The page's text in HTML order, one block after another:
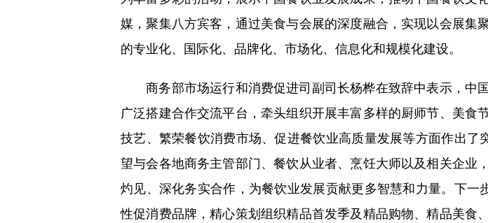
媒，聚集八方宾客，通过美食与会展的深度融合，实现以会展
的专业化、国际化、品牌化、市场化、信息化和规模化建设。
商务部市场运行和消费促进司副司长杨桦在致辞中表示，中
广泛搭建合作交流平台，牵头组织开展丰富多样的厨师节、美
技艺、繁荣餐饮消费市场、促进餐饮业高质量发展等方面作出
望与会各地商务主管部门、餐饮从业者、烹饪大师以及相关企
灼见、深化务实合作，为餐饮业发展贡献更多智慧和力量。下
性促消费品牌，精心策划组织精品首发季及精品购物、精品美